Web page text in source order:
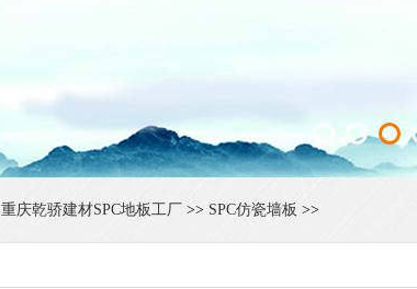
重庆乾骄建材SPC地板工厂 >> SPC仿瓷墙板 >>